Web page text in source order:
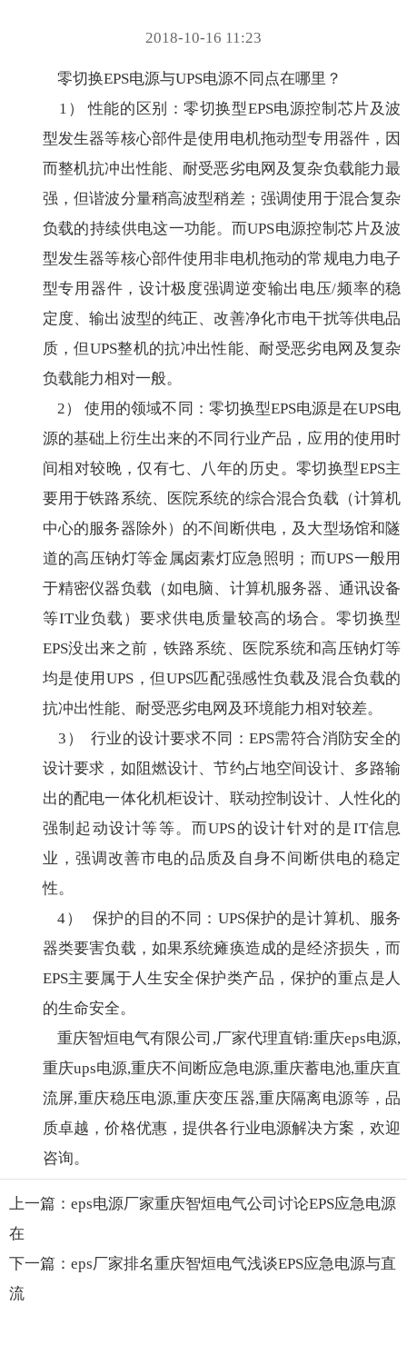
2018-10-16 11:23
零切换EPS电源与UPS电源不同点在哪里？
1） 性能的区别：零切换型EPS电源控制芯片及波
型发生器等核心部件是使用电机拖动型专用器件，因
而整机抗冲出性能、耐受恶劣电网及复杂负载能力最
强，但谐波分量稍高波型稍差；强调使用于混合复杂
负载的持续供电这一功能。而UPS电源控制芯片及波
型发生器等核心部件使用非电机拖动的常规电力电子
型专用器件，设计极度强调逆变输出电压/频率的稳
定度、输出波型的纯正、改善净化市电干扰等供电品
质，但UPS整机的抗冲出性能、耐受恶劣电网及复杂
负载能力相对一般。
2） 使用的领域不同：零切换型EPS电源是在UPS电
源的基础上衍生出来的不同行业产品，应用的使用时
间相对较晚，仅有七、八年的历史。零切换型EPS主
要用于铁路系统、医院系统的综合混合负载（计算机
中心的服务器除外）的不间断供电，及大型场馆和隧
道的高压钠灯等金属卤素灯应急照明；而UPS一般用
于精密仪器负载（如电脑、计算机服务器、通讯设备
等IT业负载）要求供电质量较高的场合。零切换型
EPS没出来之前，铁路系统、医院系统和高压钠灯等
均是使用UPS，但UPS匹配强感性负载及混合负载的
抗冲出性能、耐受恶劣电网及环境能力相对较差。
3） 行业的设计要求不同：EPS需符合消防安全的
设计要求，如阻燃设计、节约占地空间设计、多路输
出的配电一体化机柜设计、联动控制设计、人性化的
强制起动设计等等。而UPS的设计针对的是IT信息
业，强调改善市电的品质及自身不间断供电的稳定
性。
4） 保护的目的不同：UPS保护的是计算机、服务
器类要害负载，如果系统瘫痪造成的是经济损失，而
EPS主要属于人生安全保护类产品，保护的重点是人
的生命安全。
重庆智烜电气有限公司,厂家代理直销:重庆eps电源,
重庆ups电源,重庆不间断应急电源,重庆蓄电池,重庆直
流屏,重庆稳压电源,重庆变压器,重庆隔离电源等，品
质卓越，价格优惠，提供各行业电源解决方案，欢迎
咨询。
上一篇：eps电源厂家重庆智烜电气公司讨论EPS应急电源
在
下一篇：eps厂家排名重庆智烜电气浅谈EPS应急电源与直
流